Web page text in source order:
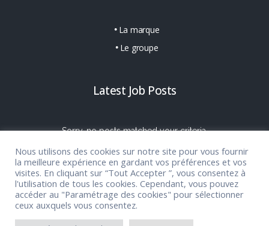
La marque
Le groupe
Latest Job Posts
Sorry, no posts matched your criteria.
Nous utilisons des cookies sur notre site pour vous fournir
la meilleure expérience en gardant vos préférences et vos
visites. En cliquant sur “Tout Accepter ”, vous consentez à
l'utilisation de tous les cookies. Cependant, vous pouvez
accéder au "Paramétrage des cookies" pour sélectionner
ceux auxquels vous consentez.